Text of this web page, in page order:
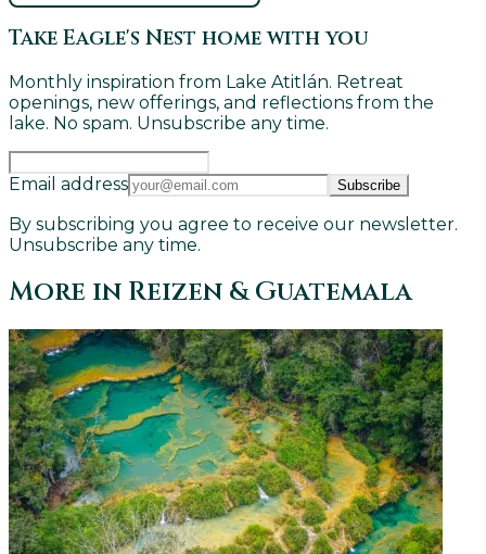
Take Eagle's Nest home with you
Monthly inspiration from Lake Atitlán. Retreat
openings, new offerings, and reflections from the
lake. No spam. Unsubscribe any time.
Email address Subscribe
By subscribing you agree to receive our newsletter.
Unsubscribe any time.
More in Reizen & Guatemala